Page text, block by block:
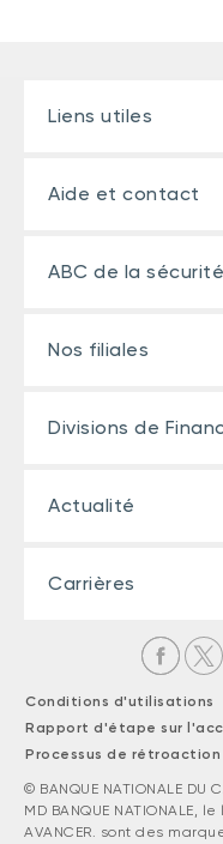
Liens utiles
Aide et contact
ABC de la sécurité
Nos filiales
Divisions de
Actualité
Carrières
Conditions d'utilisations
Rapport d'étape sur
Processus de
© BANQUE NATIONALE
MD BANQUE NATIONALE,
AVANCER. sont des